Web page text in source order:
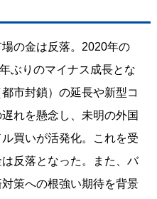
の金は反落。2020年の
ぶりのマイナス成長とな
市封鎖）の延長や新型コ
れを懸念し、未明の外国
買いが活発化。これを受
反落となった。また、バ
策への根強い期待を背景